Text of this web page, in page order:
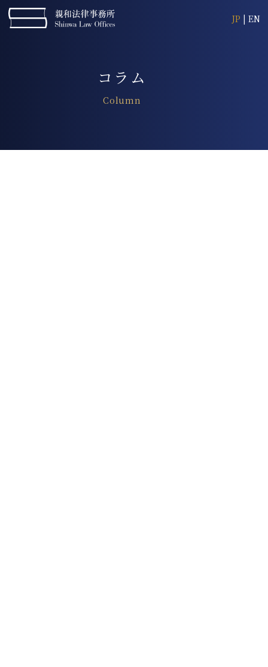
JP | EN
コラム
Column